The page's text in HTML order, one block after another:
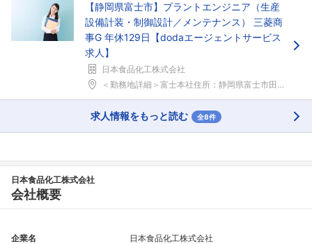
【静岡県富士市】プラントエンジニア（生産
設備計装・制御設計／メンテナンス） 三菱商
事G 年休129日【dodaエージェントサービス
求人】
日本食品化工株式会社
＜勤務地詳細＞富士本社住所：静岡県富士市田島30 ...
求人情報をもっと読む 全8件
日本食品化工株式会社
会社概要
企業名 日本食品化工株式会社